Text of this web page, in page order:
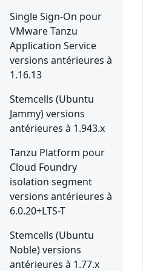
Single Sign-On pour
VMware Tanzu
Application Service
versions antérieures à
1.16.13
Stemcells (Ubuntu
Jammy) versions
antérieures à 1.943.x
Tanzu Platform pour
Cloud Foundry
isolation segment
versions antérieures à
6.0.20+LTS-T
Stemcells (Ubuntu
Noble) versions
antérieures à 1.77.x